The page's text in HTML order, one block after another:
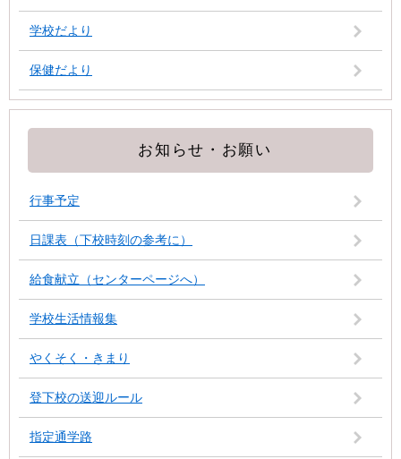
学校だより
保健だより
お知らせ・お願い
行事予定
日課表（下校時刻の参考に）
給食献立（センターページへ）
学校生活情報集
やくそく・きまり
登下校の送迎ルール
指定通学路